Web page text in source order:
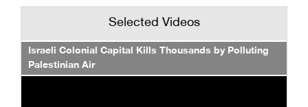
Selected Videos
Israeli Colonial Capital Kills Thousands by Polluting
Palestinian Air